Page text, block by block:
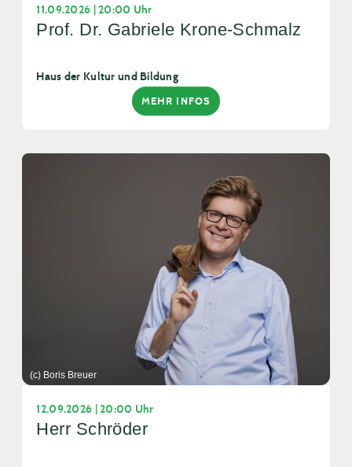
11.09.2026 | 20:00 Uhr
Prof. Dr. Gabriele Krone-Schmalz
Haus der Kultur und Bildung
MEHR INFOS
(c) Boris Breuer
12.09.2026 | 20:00 Uhr
Herr Schröder